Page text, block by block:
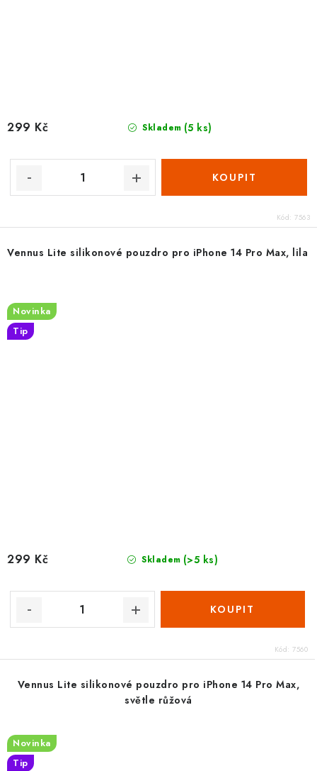
Skladem (5 ks)
299 Kč
Kód: 7563
Vennus Lite silikonové pouzdro pro iPhone 14 Pro Max, lila
Novinka
Tip
Skladem (>5 ks)
299 Kč
Kód: 7560
Vennus Lite silikonové pouzdro pro iPhone 14 Pro Max,
světle růžová
Novinka
Tip